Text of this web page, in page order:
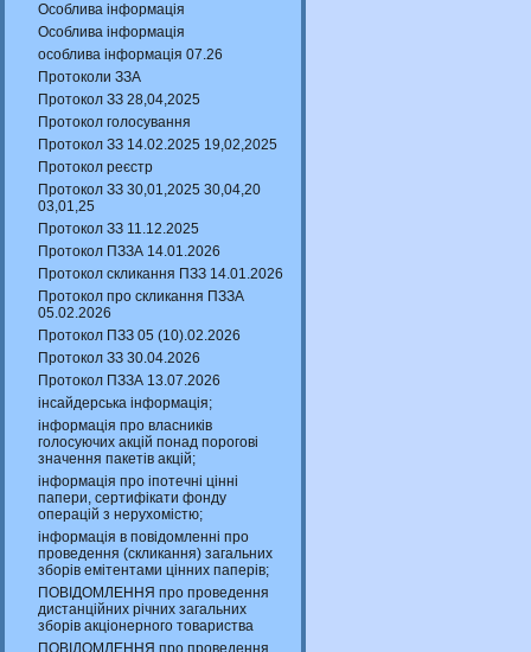
Особлива інформація
Особлива інформація
особлива інформація 07.26
Протоколи ЗЗА
Протокол ЗЗ 28,04,2025
Протокол голосування
Протокол ЗЗ 14.02.2025 19,02,2025
Протокол реєстр
Протокол ЗЗ 30,01,2025 30,04,20
03,01,25
Протокол ЗЗ 11.12.2025
Протокол ПЗЗА 14.01.2026
Протокол скликання ПЗЗ 14.01.2026
Протокол про скликання ПЗЗА
05.02.2026
Протокол ПЗЗ 05 (10).02.2026
Протокол ЗЗ 30.04.2026
Протокол ПЗЗА 13.07.2026
інсайдерська інформація;
інформація про власників
голосуючих акцій понад порогові
значення пакетів акцій;
інформація про іпотечні цінні
папери, сертифікати фонду
операцій з нерухомістю;
інформація в повідомленні про
проведення (скликання) загальних
зборів емітентами цінних паперів;
ПОВІДОМЛЕННЯ про проведення
дистанційних річних загальних
зборів акціонерного товариства
ПОВІДОМЛЕННЯ про проведення